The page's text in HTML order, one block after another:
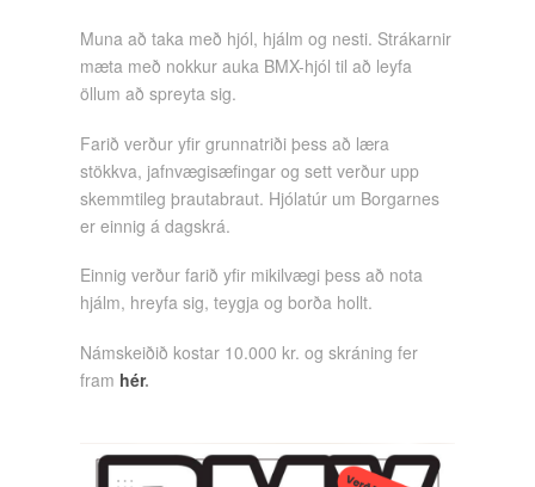
Muna að taka með hjól, hjálm og nesti. Strákarnir
mæta með nokkur auka BMX-hjól til að leyfa
öllum að spreyta sig.
Farið verður yfir grunnatriði þess að læra
stökkva, jafnvægisæfingar og sett verður upp
skemmtileg þrautabraut. Hjólatúr um Borgarnes
er einnig á dagskrá.
Einnig verður farið yfir mikilvægi þess að nota
hjálm, hreyfa sig, teygja og borða hollt.
Námskeiðið kostar 10.000 kr. og skráning fer
fram hér.